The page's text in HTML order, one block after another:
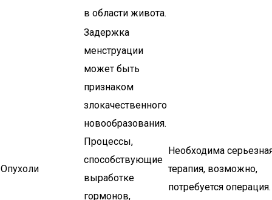
в области живота.
Опухоли
Задержка
менструации
может быть
признаком
злокачественного
новообразования.
Процессы,
способствующие
выработке
гормонов,
Необходима
терапия, возможно,
потребуется операция.